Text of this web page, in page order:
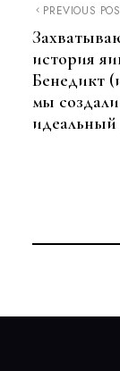
PREVIOUS
история
Бенедикт
мы создали